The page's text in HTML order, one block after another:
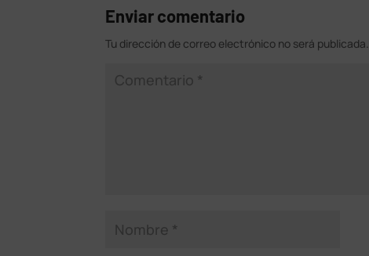
Enviar comentario
Tu dirección de correo electrónico no será publicada.